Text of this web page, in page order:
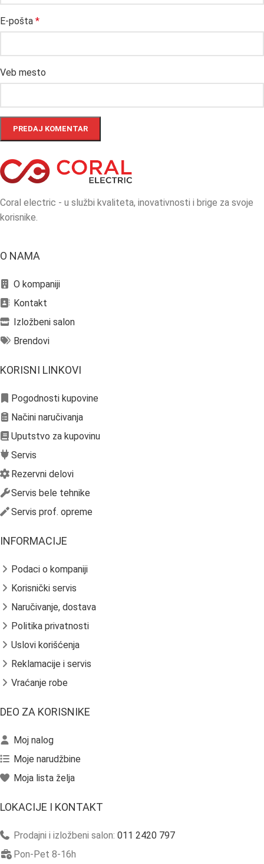
E-pošta *
Veb mesto
Coral electric - u službi kvaliteta, inovativnosti i brige za svoje
korisnike.
O NAMA
O kompaniji
Kontakt
Izložbeni salon
Brendovi
KORISNI LINKOVI
Pogodnosti kupovine
Načini naručivanja
Uputstvo za kupovinu
Servis
Rezervni delovi
Servis bele tehnike
Servis prof. opreme
INFORMACIJE
Podaci o kompaniji
Korisnički servis
Naručivanje, dostava
Politika privatnosti
Uslovi korišćenja
Reklamacije i servis
Vraćanje robe
DEO ZA KORISNIKE
Moj nalog
Moje narudžbine
Moja lista želja
LOKACIJE I KONTAKT
Prodajni i izložbeni salon: 011 2420 797
Pon-Pet 8-16h